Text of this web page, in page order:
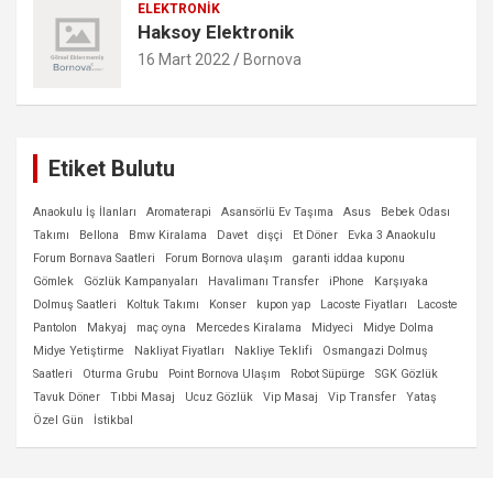
ELEKTRONIK
Haksoy Elektronik
16 Mart 2022 Bornova
Etiket Bulutu
Anaokulu İş İlanları Aromaterapi Asansörlü Ev Taşıma Asus
Bebek Odası
Takımı
Bellona Bmw Kiralama Davet dişçi Et Döner
Evka 3 Anaokulu
Forum Bornava Saatleri
Forum Bornova ulaşım
garanti iddaa kuponu
Gömlek
Gözlük Kampanyaları Havalimanı Transfer iPhone
Karşıyaka
Dolmuş Saatleri
Koltuk Takımı Konser kupon yap Lacoste Fiyatları
Lacoste
Pantolon
Makyaj maç oyna Mercedes Kiralama Midyeci
Midye Dolma
Midye Yetiştirme
Nakliyat Fiyatları Nakliye Teklifi
Osmangazi Dolmuş
Saatleri
Oturma Grubu Point Bornova Ulaşım Robot Süpürge
SGK Gözlük
Tavuk Döner
Tıbbi Masaj Ucuz Gözlük Vip Masaj Vip Transfer
Yataş
Özel Gün
İstikbal